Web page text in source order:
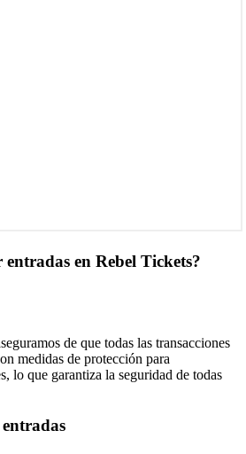
en Rebel Tickets?
de que todas las transacciones
medidas de protección para
lo que garantiza la seguridad de todas